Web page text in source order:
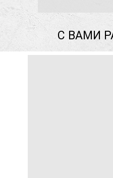
С ВАМИ